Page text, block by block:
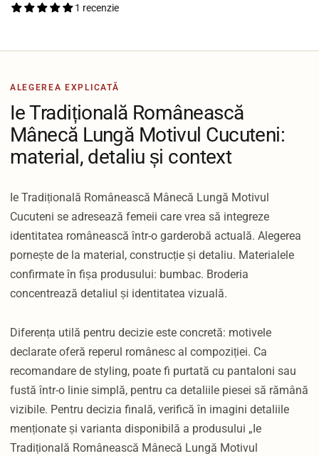
1 recenzie
ALEGEREA EXPLICATĂ
Ie Tradițională Românească
Mânecă Lungă Motivul Cucuteni:
material, detaliu și context
Ie Tradițională Românească Mânecă Lungă Motivul
Cucuteni se adresează femeii care vrea să integreze
identitatea românească într-o garderobă actuală. Alegerea
pornește de la material, construcție și detaliu. Materialele
confirmate în fișa produsului: bumbac. Broderia
concentrează detaliul și identitatea vizuală.
Diferența utilă pentru decizie este concretă: motivele
declarate oferă reperul românesc al compoziției. Ca
recomandare de styling, poate fi purtată cu pantaloni sau
fustă într-o linie simplă, pentru ca detaliile piesei să rămână
vizibile. Pentru decizia finală, verifică în imagini detaliile
menționate și varianta disponibilă a produsului „Ie
Tradițională Românească Mânecă Lungă Motivul